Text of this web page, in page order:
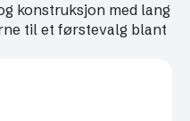
konstruksjon med lang
til et førstevalg blant